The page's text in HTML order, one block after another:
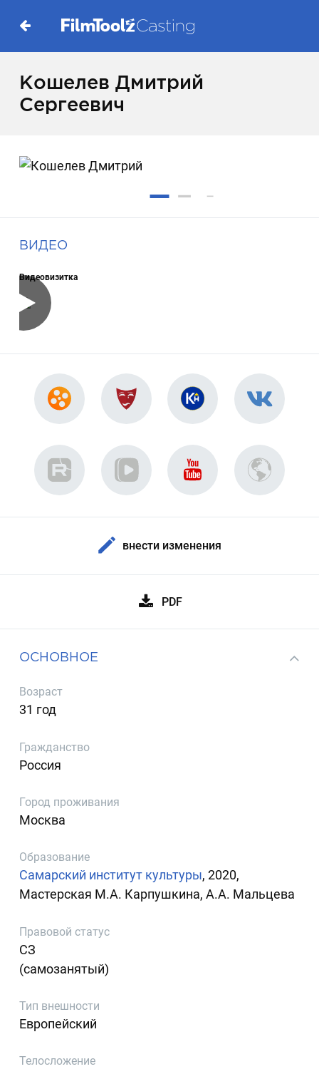
Кошелев Дмитрий
Сергеевич
ВИДЕО
Видеовизитка
внести изменения
PDF
ОСНОВНОЕ
Возраст
31 год
Гражданство
Россия
Город проживания
Москва
Образование
Самарский институт культуры, 2020,
Мастерская М.А. Карпушкина, А.А. Мальцева
Правовой статус
СЗ
(самозанятый)
Тип внешности
Европейский
Телосложение